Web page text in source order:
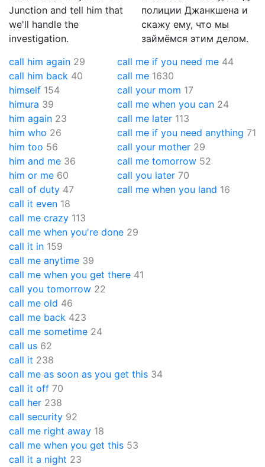
Junction and tell him that
we'll handle the
investigation.
полиции Джанкшена и
скажу ему, что мы
займёмся этим делом.
call him again 29
call him back 40
himself 154
himura 39
him again 23
him who 26
him too 56
him and me 36
him or me 60
call of duty 47
call me if you need me 44
call me 1630
call your mom 17
call me when you can 24
call me later 113
call me if you need anything 71
call your mother 29
call me tomorrow 52
call you later 70
call me when you land 16
call it even 18
call me crazy 113
call me when you're done 29
call it in 159
call me anytime 39
call me when you get there 41
call you tomorrow 22
call me old 46
call me back 423
call me sometime 24
call us 62
call it 238
call me as soon as you get this 34
call it off 70
call her 238
call security 92
call me right away 18
call me when you get this 53
call it a night 23